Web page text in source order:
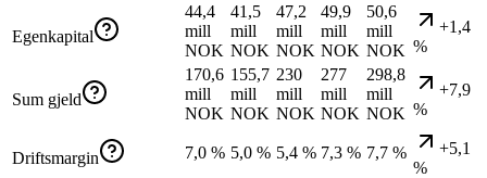
Egenkapital
44,4
mill
NOK
41,5
mill
NOK
47,2
mill
NOK
49,9
mill
NOK
50,6
mill
NOK
+1,4
%
Sum gjeld
170,6
mill
NOK
155,7
mill
NOK
230
mill
NOK
277
mill
NOK
298,8
mill
NOK
+7,9
%
Driftsmargin 7,0 % 5,0 % 5,4 % 7,3 % 7,7 %
+5,1
%